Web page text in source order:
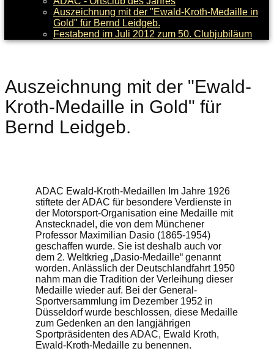
Auszeichnung mit der "Ewald-Kroth-Medaille in
Gold" für Bernd Leidgeb.
Festabend im Juli 2012 zum 50. Clubjubiläum
Auszeichnung mit der "Ewald-
Kroth-Medaille in Gold" für
Bernd Leidgeb.
ADAC Ewald-Kroth-Medaillen Im Jahre 1926
stiftete der ADAC für besondere Verdienste in
der Motorsport-Organisation eine Medaille mit
Anstecknadel, die von dem Münchener
Professor Maximilian Dasio (1865-1954)
geschaffen wurde. Sie ist deshalb auch vor
dem 2. Weltkrieg „Dasio-Medaille“ genannt
worden. Anlässlich der Deutschlandfahrt 1950
nahm man die Tradition der Verleihung dieser
Medaille wieder auf. Bei der General-
Sportversammlung im Dezember 1952 in
Düsseldorf wurde beschlossen, diese Medaille
zum Gedenken an den langjährigen
Sportpräsidenten des ADAC, Ewald Kroth,
Ewald-Kroth-Medaille zu benennen.